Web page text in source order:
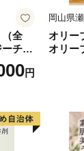
（全
チケ
円
岡山県
オリー
オリー
ブオ
イル